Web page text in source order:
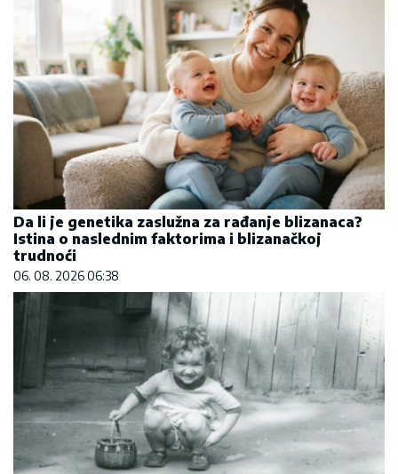
Da li je genetika zaslužna za rađanje blizanaca?
Istina o naslednim faktorima i blizanačkoj
trudnoći
06. 08. 2026 06:38